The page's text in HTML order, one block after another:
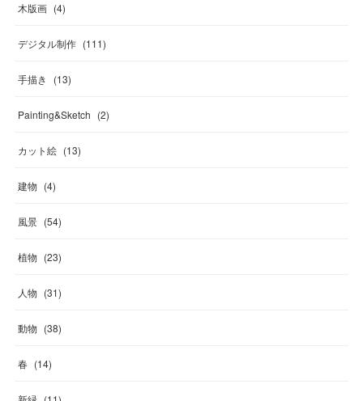
木版画 (4)
デジタル制作 (111)
手描き (13)
Painting&Sketch (2)
カット絵 (13)
建物 (4)
風景 (54)
植物 (23)
人物 (31)
動物 (38)
春 (14)